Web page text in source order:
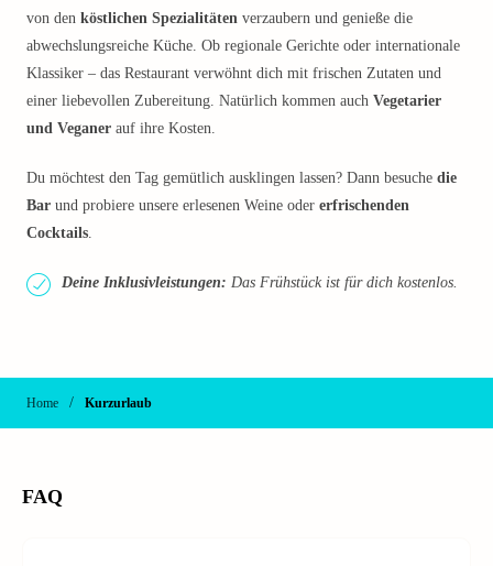
von den köstlichen Spezialitäten verzaubern und genieße die
abwechslungsreiche Küche. Ob regionale Gerichte oder internationale
Klassiker – das Restaurant verwöhnt dich mit frischen Zutaten und
einer liebevollen Zubereitung. Natürlich kommen auch Vegetarier
und Veganer auf ihre Kosten.
Du möchtest den Tag gemütlich ausklingen lassen? Dann besuche die
Bar und probiere unsere erlesenen Weine oder erfrischenden
Cocktails.
Deine Inklusivleistungen: Das Frühstück ist für dich kostenlos.
Home / Kurzurlaub
FAQ